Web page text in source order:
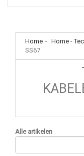
Home - Home -
SS67
Alle artikelen